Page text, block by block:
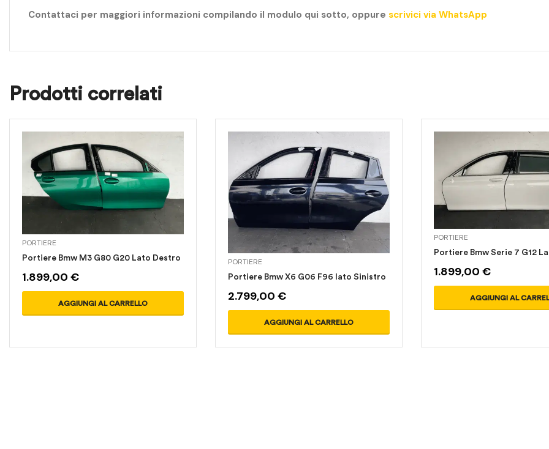
Contattaci per maggiori informazioni compilando il modulo qui sotto, oppure scrivici via WhatsApp
Prodotti correlati
PORTIERE
Portiere Bmw M3 G80 G20 Lato Destro
1.899,00 €
AGGIUNGI AL CARRELLO
PORTIERE
Portiere Bmw X6 G06 F96 lato Sinistro
2.799,00 €
AGGIUNGI AL CARRELLO
PORTIERE
Portiere Bmw Serie 7 G12
1.899,00 €
AGGIUNGI AL